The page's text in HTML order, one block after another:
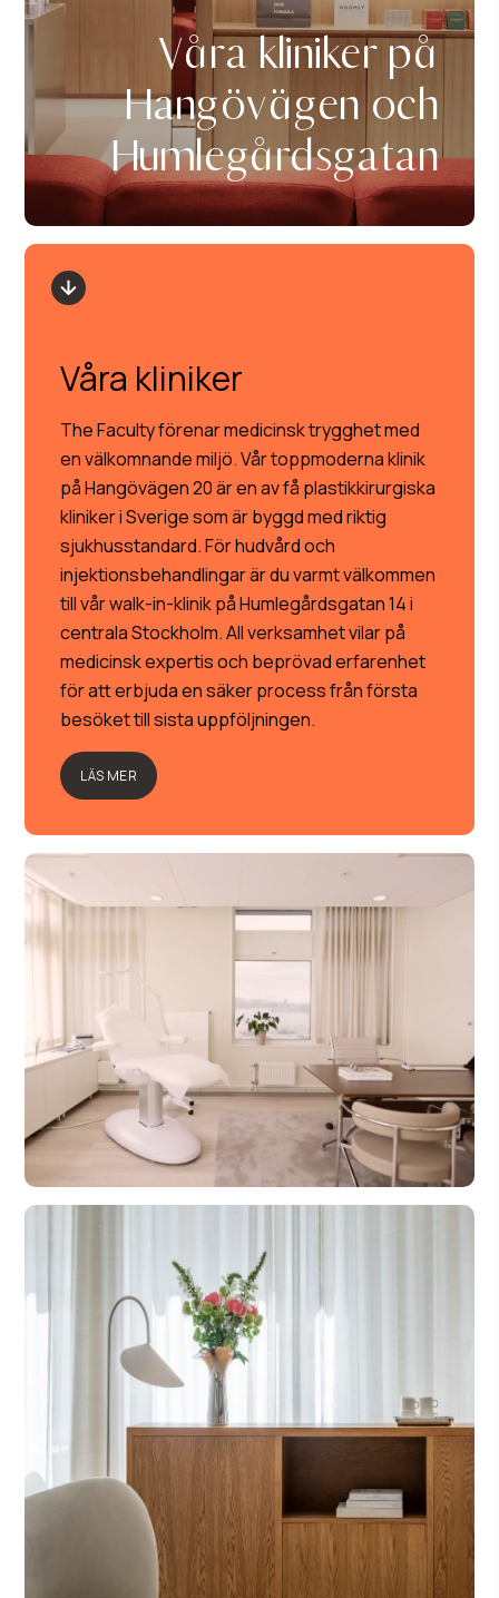
Våra kliniker på
Hangövägen och
Humlegårdsgatan
Våra kliniker
The Faculty förenar medicinsk trygghet med
en välkomnande miljö. Vår toppmoderna klinik
på Hangövägen 20 är en av få plastikkirurgiska
kliniker i Sverige som är byggd med riktig
sjukhusstandard. För hudvård och
injektionsbehandlingar är du varmt välkommen
till vår walk-in-klinik på Humlegårdsgatan 14 i
centrala Stockholm. All verksamhet vilar på
medicinsk expertis och beprövad erfarenhet
för att erbjuda en säker process från första
besöket till sista uppföljningen.
LÄS MER